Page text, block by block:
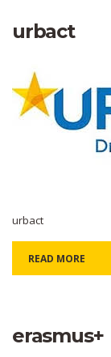
urbact
urbact
READ MORE
erasmus+